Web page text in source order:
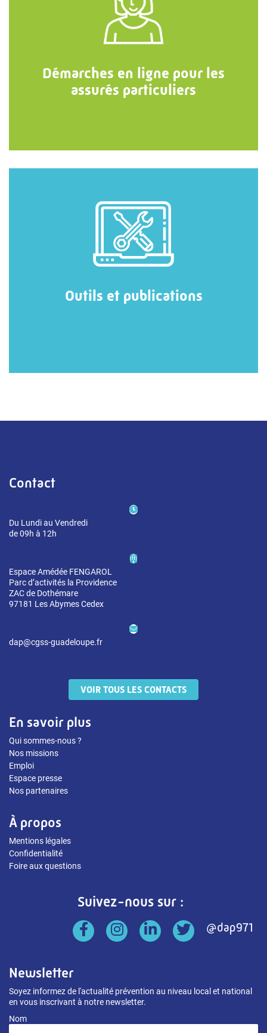
Démarches en ligne pour les
assurés particuliers
Outils et publications
Contact
Du Lundi au Vendredi
de 09h à 12h
Espace Amédée FENGAROL
Parc d’activités la Providence
ZAC de Dothémare
97181 Les Abymes Cedex
dap@cgss-guadeloupe.fr
VOIR TOUS LES CONTACTS
En savoir plus
Qui sommes-nous ?
Nos missions
Emploi
Espace presse
Nos partenaires
À propos
Mentions légales
Confidentialité
Foire aux questions
Suivez-nous sur :
Newsletter
Soyez informez de l'actualité prévention au niveau local et national
en vous inscrivant à notre newsletter.
Nom